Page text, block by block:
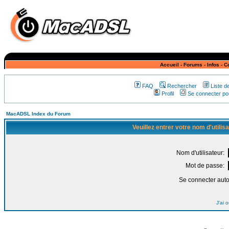
Accueil - Forums - Infos -
FAQ Rechercher
Liste
Profil
Se connecter
MacADSL Index du Forum
Veuillez entrer votre nom
Nom d'utilisateur:
Mot de passe:
Se connecter
J'ai